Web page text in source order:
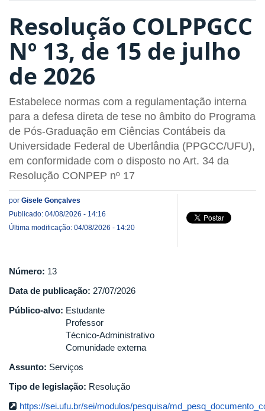
Resolução COLPPGCC
Nº 13, de 15 de julho
de 2026
Estabelece normas com a regulamentação interna
para a defesa direta de tese no âmbito do Programa
de Pós-Graduação em Ciências Contábeis da
Universidade Federal de Uberlândia (PPGCC/UFU),
em conformidade com o disposto no Art. 34 da
Resolução CONPEP nº 17
por Gisele Gonçalves
Publicado: 04/08/2026 - 14:16
Última modificação: 04/08/2026 - 14:20
Número: 13
Data de publicação: 27/07/2026
Público-alvo: Estudante
Professor
Técnico-Administrativo
Comunidade externa
Assunto: Serviços
Tipo de legislação: Resolução
https://sei.ufu.br/sei/modulos/pesquisa/